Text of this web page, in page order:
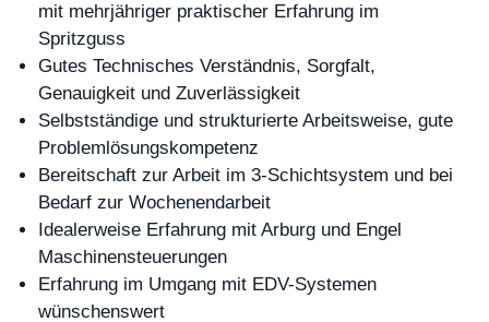
mit mehrjähriger praktischer Erfahrung im
Spritzguss
Gutes Technisches Verständnis, Sorgfalt,
Genauigkeit und Zuverlässigkeit
Selbstständige und strukturierte Arbeitsweise, gute
Problemlösungskompetenz
Bereitschaft zur Arbeit im 3-Schichtsystem und bei
Bedarf zur Wochenendarbeit
Idealerweise Erfahrung mit Arburg und Engel
Maschinensteuerungen
Erfahrung im Umgang mit EDV-Systemen
wünschenswert